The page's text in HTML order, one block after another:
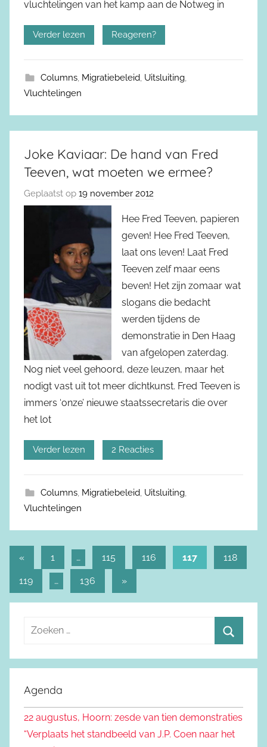
vluchtelingen van het kamp aan de Notweg in
Verder lezen Reageren?
Columns, Migratiebeleid, Uitsluiting,
Vluchtelingen
Joke Kaviaar: De hand van Fred
Teeven, wat moeten we ermee?
Geplaatst op 19 november 2012
Hee Fred Teeven, papieren
geven! Hee Fred Teeven,
laat ons leven! Laat Fred
Teeven zelf maar eens
beven! Het zijn zomaar wat
slogans die bedacht
werden tijdens de
demonstratie in Den Haag
van afgelopen zaterdag.
Nog niet veel gehoord, deze leuzen, maar het
nodigt vast uit tot meer dichtkunst. Fred Teeven is
immers ‘onze’ nieuwe staatssecretaris die over
het lot
Verder lezen 2 Reacties
Columns, Migratiebeleid, Uitsluiting,
Vluchtelingen
Berichtnavigatie
« Vorige
berichten
1 … 115 116 117 118
119 … 136
Volgende
»
e
e
n
o
e
n
Agenda
22 augustus, Hoorn: zesde van tien demonstraties
“Verplaats het standbeeld van J.P. Coen naar het